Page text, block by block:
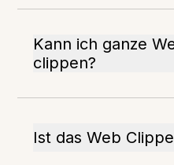
Kann ich ganze
clippen?
Ist das Web